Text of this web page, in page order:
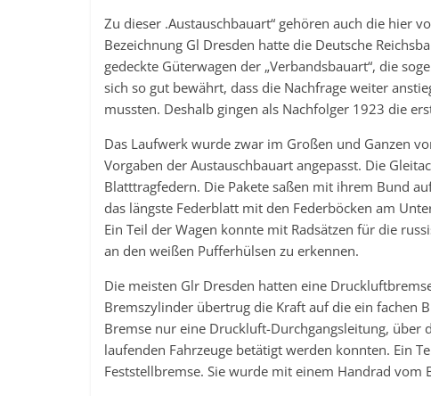
Zu dieser .Austauschbauart“ gehören auch die hier
Bezeichnung Gl Dresden hatte die Deutsche
gedeckte Güterwagen der „Verbandsbauart“, die
sich so gut bewährt, dass die Nachfrage weiter
mussten. Deshalb gingen als Nachfolger 1923 die
Das Laufwerk wurde zwar im Großen und Ganzen
Vorgaben der Austauschbauart angepasst. Die
Blatttragfedern. Die Pakete saßen mit ihrem Bund
das längste Federblatt mit den Federböcken am
Ein Teil der Wagen konnte mit Radsätzen für die
an den weißen Pufferhülsen zu erkennen.
Die meisten Glr Dresden hatten eine
Bremszylinder übertrug die Kraft auf die ein fachen
Bremse nur eine Druckluft-Durchgangsleitung, über
laufenden Fahrzeuge betätigt werden konnten. Ein
Feststellbremse. Sie wurde mit einem Handrad vom